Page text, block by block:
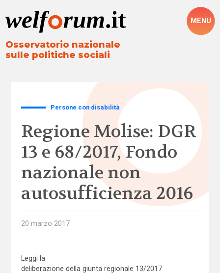
Osservatorio nazionale
sulle politiche sociali
MENU
Persone con disabilità
Regione Molise: DGR
13 e 68/2017, Fondo
nazionale non
autosufficienza 2016
20 marzo 2017
Leggi la
deliberazione della giunta regionale 13/2017